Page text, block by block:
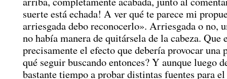
suerte está echada! A ver qué te parece mi
arriesgada debo reconocerlo». Arriesgada o no,
no había manera de quitársela de la cabeza. Que
precisamente el efecto que debería provocar una
qué seguir buscando entonces? Y aunque luego
bastante tiempo a probar distintas fuentes para